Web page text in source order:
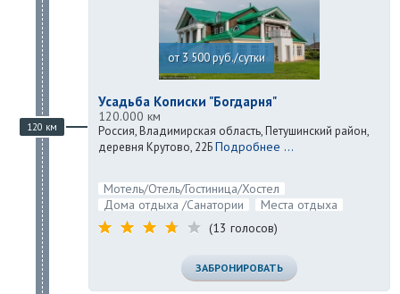
120 км
от 3 500 руб./сутки
Усадьба Кописки "Богдарня"
120.000 км
Россия, Владимирская область, Петушинский район,
деревня Крутово, 22БПодробнее ...
Мотель/Отель/Гостиница/Хостел
Дома отдыха /Санатории
Места отдыха
(13 голосов)
ЗАБРОНИРОВАТЬ